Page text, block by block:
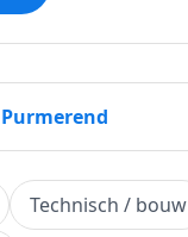
Technisch / bouw